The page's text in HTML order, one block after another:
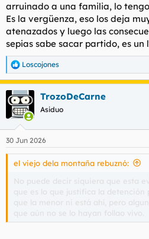
El sepias sabe que en el momento
pone así el brazo como barrera, si
con un volantazo absoluto, el otro
la nata que le mete lo que hace es
camino que a él le conviene,
tío la fase del forcejeo y el
Tiene que suceder sí o sí. Y ante
ventaja en el momento en que él
violentamente.
Desprecias mucho al sepias, pero el
moverse, sabe cómo y qué hacer y
arruinado a una familia, lo
Es la vergüenza, eso los deja
atenazados y luego las
sepias sabe sacar partido, es
R
e
a
c
c
i
e
s
Loscojones
TrozoDeCarne
Asiduo
30 Jun 2026
el viejo dela montaña rebuznó:
No puede decir siquiera que esta
que es lo que justifica la detención
que la menor ni está ahí, pero
que aún no se lo hayan follao vivo.